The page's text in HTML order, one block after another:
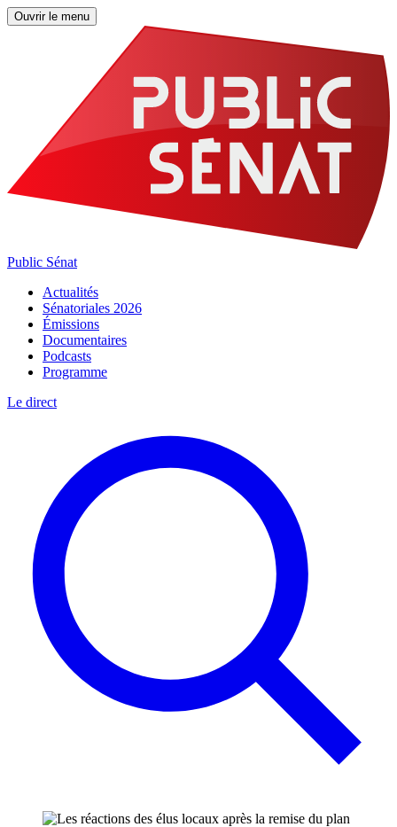
Ouvrir le menu
Public Sénat
Actualités
Sénatoriales 2026
Émissions
Documentaires
Podcasts
Programme
Le direct